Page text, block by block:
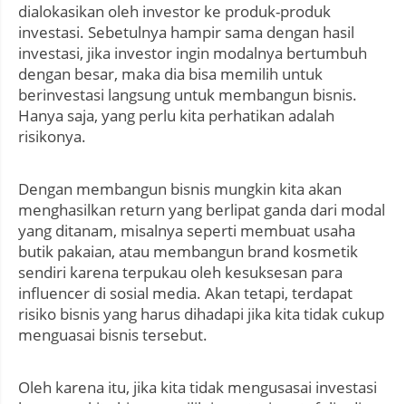
dialokasikan oleh investor ke produk-produk
investasi. Sebetulnya hampir sama dengan hasil
investasi, jika investor ingin modalnya bertumbuh
dengan besar, maka dia bisa memilih untuk
berinvestasi langsung untuk membangun bisnis.
Hanya saja, yang perlu kita perhatikan adalah
risikonya.
Dengan membangun bisnis mungkin kita akan
menghasilkan return yang berlipat ganda dari modal
yang ditanam, misalnya seperti membuat usaha
butik pakaian, atau membangun brand kosmetik
sendiri karena terpukau oleh kesuksesan para
influencer di sosial media. Akan tetapi, terdapat
risiko bisnis yang harus dihadapi jika kita tidak cukup
menguasai bisnis tersebut.
Oleh karena itu, jika kita tidak mengusasai investasi